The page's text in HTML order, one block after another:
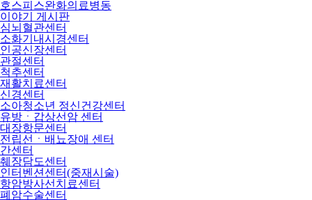
호스피스완화의료병동
이야기 게시판
심뇌혈관센터
소화기내시경센터
인공신장센터
관절센터
척추센터
재활치료센터
신경센터
소아청소년 정신건강센터
유방ㆍ갑상선암 센터
대장항문센터
전립선ㆍ배뇨장애 센터
간센터
췌장담도센터
인터벤션센터(중재시술)
항암방사선치료센터
폐암수술센터